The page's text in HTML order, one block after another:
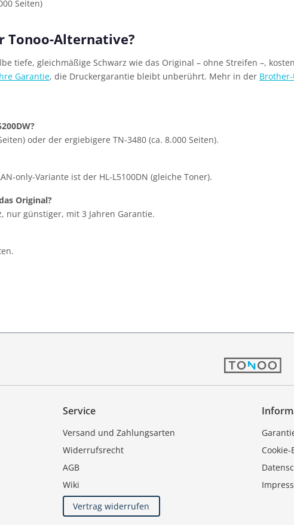
Seiten)
Tonoo-Alternative?
tiefe, gleichmäßige Schwarz wie das Original – ohne Streifen –,
Garantie, die Druckergarantie bleibt unberührt. Mehr in der
oder der ergiebigere TN-3480 (ca. 8.000 Seiten).
only-Variante ist der HL-L5100DN (gleiche Toner).
Original?
nur günstiger, mit 3 Jahren Garantie.
Service
Versand und Zahlungsarten
Widerrufsrecht
AGB
Wiki
Vertrag widerrufen